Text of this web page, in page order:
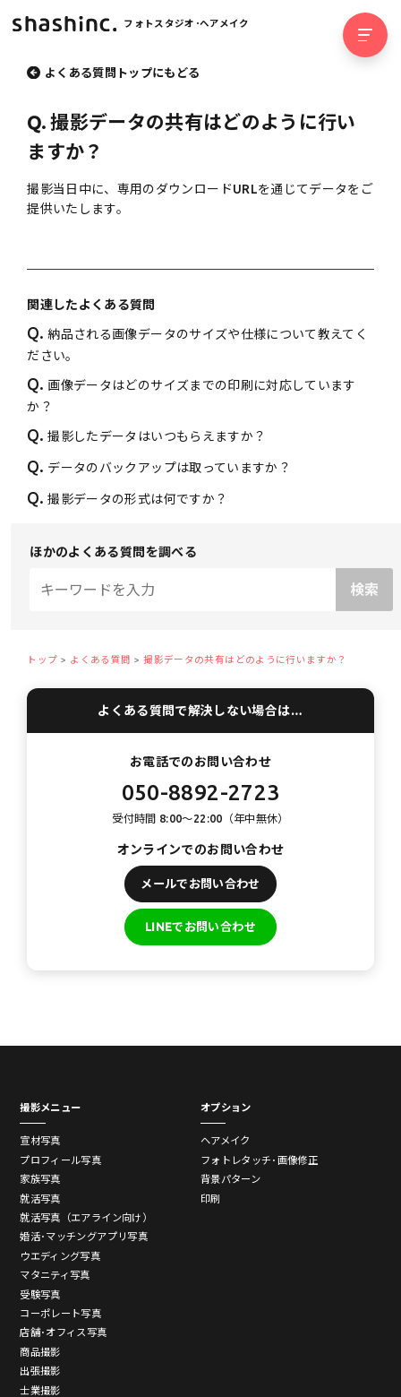
フォトスタジオ･ヘアメイク
よくある質問トップにもどる
Q. 撮影データの共有はどのように行い
ますか？
撮影当日中に、専用のダウンロードURLを通じてデータをご
提供いたします。
関連したよくある質問
Q. 納品される画像データのサイズや仕様について教えてく
ださい。
Q. 画像データはどのサイズまでの印刷に対応しています
か？
Q. 撮影したデータはいつもらえますか？
Q. データのバックアップは取っていますか？
Q. 撮影データの形式は何ですか？
ほかのよくある質問を調べる
トップ よくある質問 撮影データの共有はどのように行いますか？
よくある質問で解決しない場合は…
お電話でのお問い合わせ
050-8892-2723
受付時間 8:00〜22:00（年中無休）
オンラインでのお問い合わせ
メールでお問い合わせ
LINEでお問い合わせ
撮影メニュー
宣材写真
プロフィール写真
家族写真
就活写真
就活写真（エアライン向け）
婚活･マッチングアプリ写真
ウエディング写真
マタニティ写真
受験写真
コーポレート写真
店舗･オフィス写真
商品撮影
出張撮影
士業撮影
オプション
ヘアメイク
フォトレタッチ･画像修正
背景パターン
印刷